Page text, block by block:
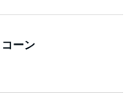
ーン